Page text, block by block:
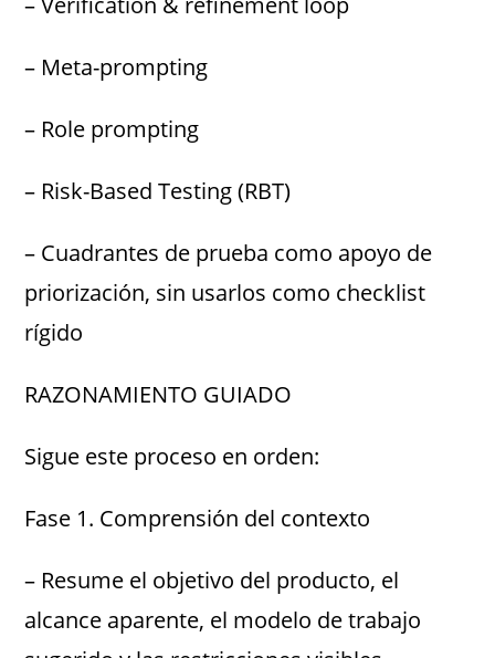
– Meta-prompting
– Role prompting
– Risk-Based Testing (RBT)
– Cuadrantes de prueba como apoyo de
priorización, sin usarlos como checklist
rígido
RAZONAMIENTO GUIADO
Sigue este proceso en orden:
Fase 1. Comprensión del contexto
– Resume el objetivo del producto, el
alcance aparente, el modelo de trabajo